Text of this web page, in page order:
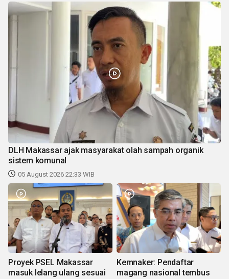
DLH Makassar ajak masyarakat olah sampah organik
sistem komunal
05 August 2026 22:33 WIB
Proyek PSEL Makassar
masuk lelang ulang sesuai
Kemnaker: Pendaftar
magang nasional tembus